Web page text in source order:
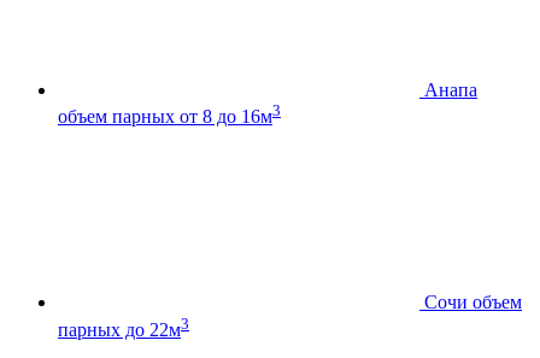
Анапа
объем парных от 8 до 16м3
Сочи объем
парных до 22м3